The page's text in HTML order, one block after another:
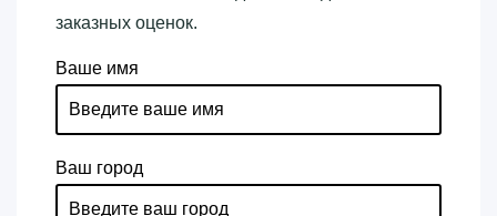
заказных оценок.
Ваше имя
Ваш город